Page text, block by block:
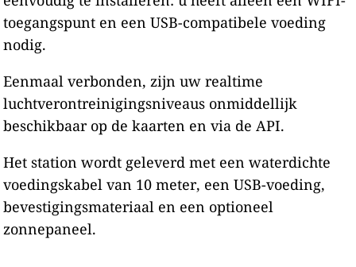
toegangspunt en een USB-compatibele voeding
nodig.
Eenmaal verbonden, zijn uw realtime
luchtverontreinigingsniveaus onmiddellijk
beschikbaar op de kaarten en via de API.
Het station wordt geleverd met een waterdichte
voedingskabel van 10 meter, een USB-voeding,
bevestigingsmateriaal en een optioneel
zonnepaneel.